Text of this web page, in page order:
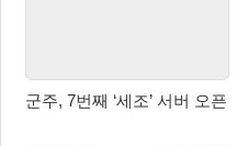
군주, 7번째 ‘세조’ 서버 오픈